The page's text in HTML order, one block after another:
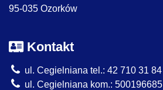
95-035 Ozorków
Kontakt
ul. Cegielniana tel.: 42 710 31 84
ul. Cegielniana kom.: 500196685